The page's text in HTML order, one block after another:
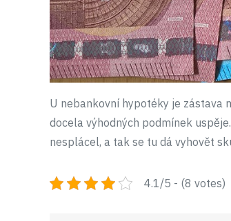
U nebankovní hypotéky je zástava
docela výhodných podmínek
nesplácel, a tak se tu dá vyhovět
4.1/5 - (8 votes)